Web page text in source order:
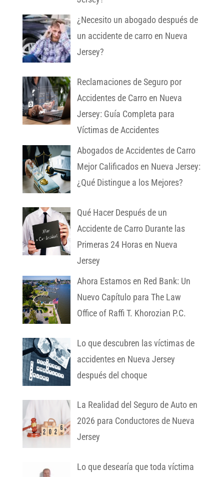
¿Necesito un abogado después de
un accidente de carro en Nueva
Jersey?
Reclamaciones de Seguro por
Accidentes de Carro en Nueva
Jersey: Guía Completa para
Víctimas de Accidentes
Abogados de Accidentes de Carro
Mejor Calificados en Nueva Jersey:
¿Qué Distingue a los Mejores?
Qué Hacer Después de un
Accidente de Carro Durante las
Primeras 24 Horas en Nueva
Jersey
Ahora Estamos en Red Bank: Un
Nuevo Capítulo para The Law
Office of Raffi T. Khorozian P.C.
Lo que descubren las víctimas de
accidentes en Nueva Jersey
después del choque
La Realidad del Seguro de Auto en
2026 para Conductores de Nueva
Jersey
Lo que desearía que toda víctima